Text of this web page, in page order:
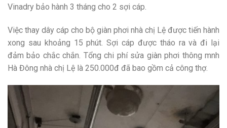
Vinadry bảo hành 3 tháng cho 2 sợi cáp.
Việc thay dây cáp cho bộ giàn phơi nhà chị Lệ được tiến hành
xong sau khoảng 15 phút. Sợi cáp được tháo ra và đi lại
đảm bảo chắc chắn. Tổng chi phí sửa giàn phơi thông mnh
Hà Đông nhà chị Lệ là 250.000đ đã bao gồm cả công thợ.